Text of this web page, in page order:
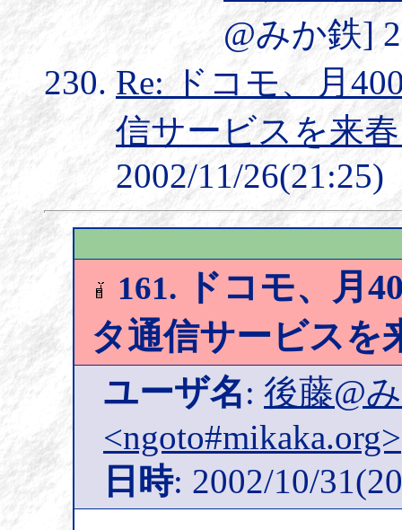
@みか鉄]
Re: ドコモ、月
信サービスを来
2002/11/26(21:25)
161. ドコモ、月
タ通信サービスを
ユーザ名: 後藤@
<ngoto#mikaka.org>
日時: 2002/10/